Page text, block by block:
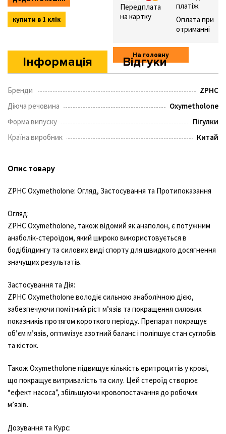
Передплата
на картку
платіж
Оплата при
отриманні
На головну
купити в 1 клік
Інформація Відгуки
Бренди
ZPHC
Діюча речовина
Oxymetholone
Форма випуску
Пігулки
Країна виробник
Китай
Опис товару
ZPHC Oxymetholone: Огляд, Застосування та Протипоказання
Огляд:
ZPHC Oxymetholone, також відомий як анаполон, є потужним
анаболік-стероїдом, який широко використовується в
бодібілдингу та силових виді спорту для швидкого досягнення
значущих результатів.
Застосування та Дія:
ZPHC Oxymetholone володіє сильною анаболічною дією,
забезпечуючи помітний ріст м’язів та покращення силових
показників протягом короткого періоду. Препарат покращує
об’єм м’язів, оптимізує азотний баланс і поліпшує стан суглобів
та кісток.
Також Oxymetholone підвищує кількість еритроцитів у крові,
що покращує витривалість та силу. Цей стероїд створює
“ефект насоса”, збільшуючи кровопостачання до робочих
м’язів.
Дозування та Курс: